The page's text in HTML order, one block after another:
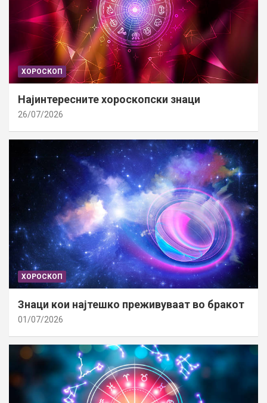
ХОРОСКОП
Најинтересните хороскопски знаци
26/07/2026
ХОРОСКОП
Знаци кои најтешко преживуваат во бракот
01/07/2026